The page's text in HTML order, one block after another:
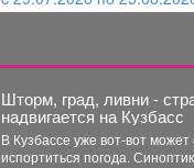
Шторм, град, ливни -
надвигается на Кузбасс
В Кузбассе уже вот-вот может
испортиться погода. Синоптики Кемеровского